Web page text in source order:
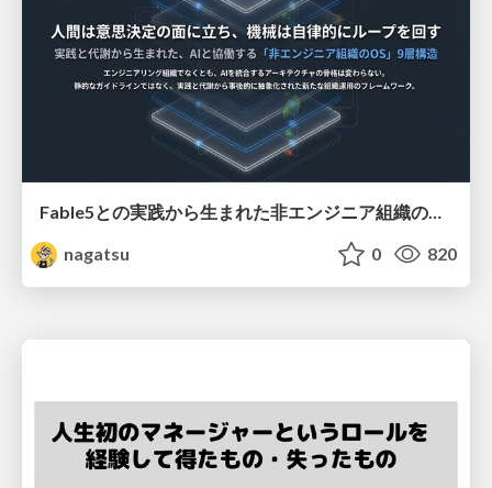
Fable5との実践から生まれた非エンジニア組織のループエンジニアリング
nagatsu
0 820